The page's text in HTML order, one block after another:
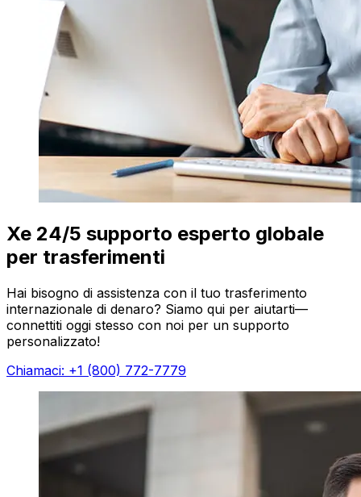
Xe 24/5 supporto esperto globale
per trasferimenti
Hai bisogno di assistenza con il tuo trasferimento
internazionale di denaro? Siamo qui per aiutarti—
connettiti oggi stesso con noi per un supporto
personalizzato!
Chiamaci: +1 (800) 772-7779